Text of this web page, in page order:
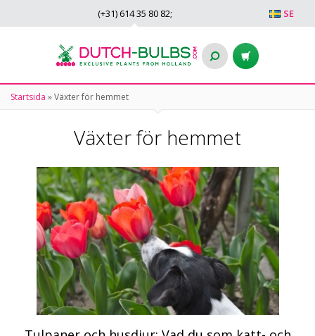
SE
(+31) 614 35 80 82;
Startsida »Växter för hemmet
Växter för hemmet